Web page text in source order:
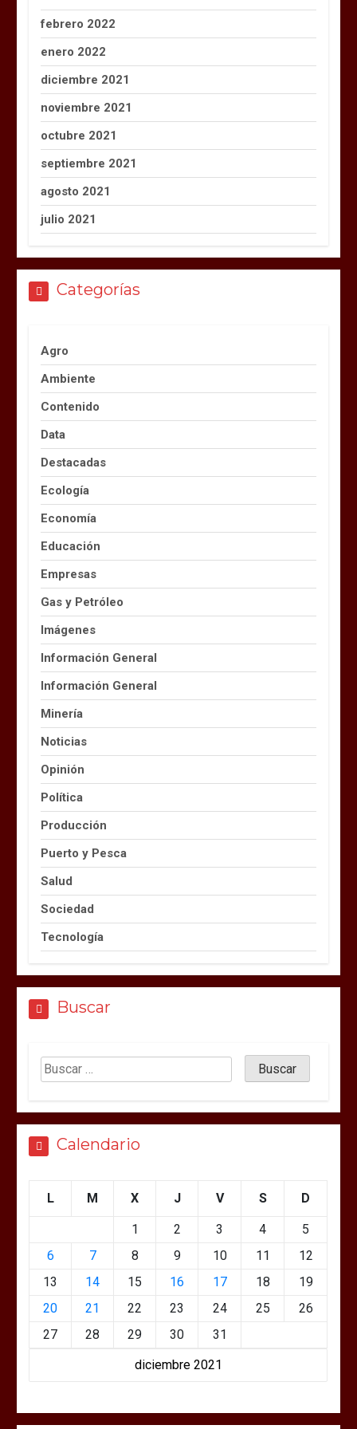
febrero 2022
enero 2022
diciembre 2021
noviembre 2021
octubre 2021
septiembre 2021
agosto 2021
julio 2021
Categorías
Agro
Ambiente
Contenido
Data
Destacadas
Ecología
Economía
Educación
Empresas
Gas y Petróleo
Imágenes
Información General
Información General
Minería
Noticias
Opinión
Política
Producción
Puerto y Pesca
Salud
Sociedad
Tecnología
Buscar
Calendario
diciembre 2021
L M X J V S D
1 2 3 4
5
6
7 8 9 10 11
12
13
14 15 16 17 18
19
20
21 22 23 24 25
26
27
28 29 30 31